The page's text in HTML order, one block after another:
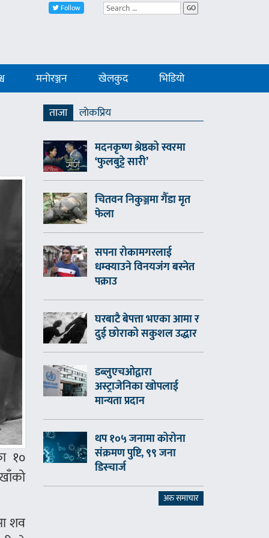
Follow GO
मनोरञ्जन खेलकुद भिडियो
१०
शव
ताजा
लाेकप्रिय
मदनकृष्ण श्रेष्ठको स्वरमा
‘फुलबुट्टे सारी’
चितवन निकुञ्जमा गैँडा मृत
फेला
सपना रोकामगरलाई
धम्क्याउने विनयजंग बस्नेत
पक्राउ
घरबाटै बेपत्ता भएका आमा र
दुई छोराको सकुशल उद्धार
डब्लुएचओद्वारा
अस्ट्राजेनिका खोपलाई
मान्यता प्रदान
थप १०५ जनामा कोरोना
संक्रमण पुष्टि, ९९ जना
डिस्चार्ज
अरु समाचार